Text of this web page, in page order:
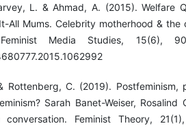
L. & Ahmad, A. (2015). Welfare
All Mums. Celebrity motherhood & the
Media Studies, 15(6),
Rottenberg, C. (2019). Postfeminism,
Sarah Banet-Weiser, Rosalind
Feminist Theory,